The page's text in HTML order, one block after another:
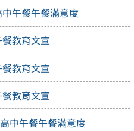
午餐午餐滿意度
教育文宣
教育文宣
教育文宣
中午餐午餐滿意度